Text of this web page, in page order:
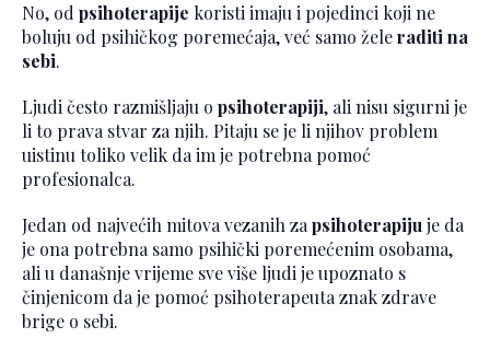
No, od psihoterapije koristi imaju i pojedinci koji ne
boluju od psihičkog poremećaja, već samo želeraditi na
sebi.
Ljudi često razmišljaju o psihoterapiji, ali nisu sigurni je
li to prava stvar za njih. Pitaju se je li njihov problem
uistinu toliko velik da im je potrebna pomoć
profesionalca.
Jedan od najvećih mitova vezanih zapsihoterapijuje da
je ona potrebna samo psihički poremećenim osobama,
ali u današnje vrijeme sve više ljudi je upoznato s
činjenicom da je pomoć psihoterapeuta znak zdrave
brige o sebi.